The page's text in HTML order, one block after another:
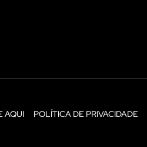
AQUI POLÍTICA DE PRIVACIDADE